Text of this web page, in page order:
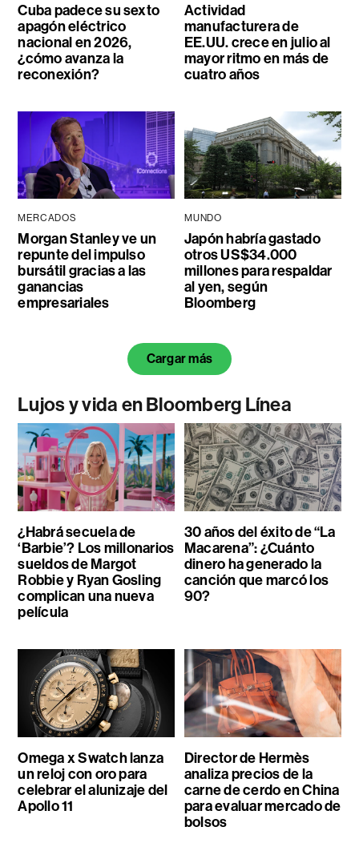
Cuba padece su sexto
apagón eléctrico
nacional en 2026,
¿cómo avanza la
reconexión?
Actividad
manufacturera de
EE.UU. crece en julio al
mayor ritmo en más de
cuatro años
MERCADOS
Morgan Stanley ve un
repunte del impulso
bursátil gracias a las
ganancias
empresariales
MUNDO
Japón habría gastado
otros US$34.000
millones para respaldar
al yen, según
Bloomberg
Cargar más
Lujos y vida en Bloomberg Línea
¿Habrá secuela de
‘Barbie’? Los millonarios
sueldos de Margot
Robbie y Ryan Gosling
complican una nueva
película
30 años del éxito de “La
Macarena”: ¿Cuánto
dinero ha generado la
canción que marcó los
90?
Omega x Swatch lanza
un reloj con oro para
celebrar el alunizaje del
Apollo 11
Director de Hermès
analiza precios de la
carne de cerdo en China
para evaluar mercado de
bolsos